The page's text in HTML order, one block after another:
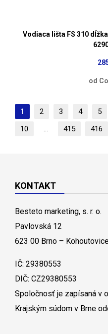
Vodiaca lišta FS 310
od
1 2 3 4 5
10
... 415 416
KONTAKT
Besteto marketing, s. r. o.
Pavlovská 12
623 00 Brno –
IČ: 29380553
DIČ: CZ29380553
Spoločnosť je zapísaná v
Krajským súdom v Brne